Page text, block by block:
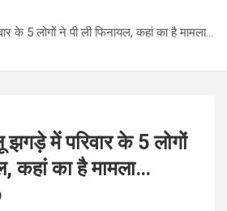
के 5 लोगों ने पी ली फिनायल, कहां का है मामला…
में परिवार के 5 लोगों
कहां का है मामला…